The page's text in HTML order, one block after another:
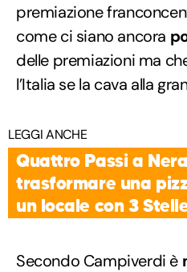
premiazione
come ci siano ancora
delle premiazioni ma
l’Italia se la cava alla
LEGGI ANCHE
Quattro Passi a
trasformare una
un locale con 3
Secondo Campiverdi è